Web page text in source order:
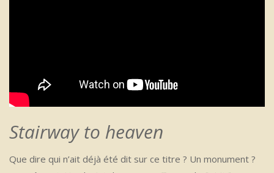
Stairway to heaven
Que dire qui n’ait déjà été dit sur ce titre ? Un monument ?